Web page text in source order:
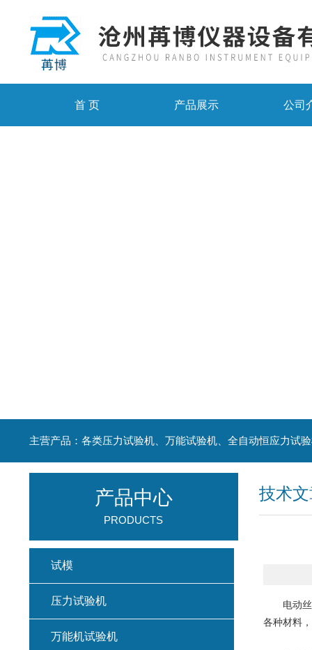
首 页 产品展示 公司
主营产品：各类压力试验机、万能试验机、全自动恒应力试
技术
电动
各种材料
产品中心
PRODUCTS
试模
压力试验机
万能机试验机